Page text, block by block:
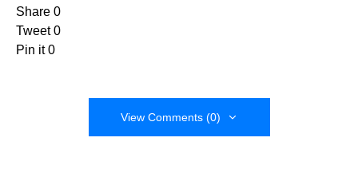
Share 0
Tweet 0
Pin it 0
View Comments (0)